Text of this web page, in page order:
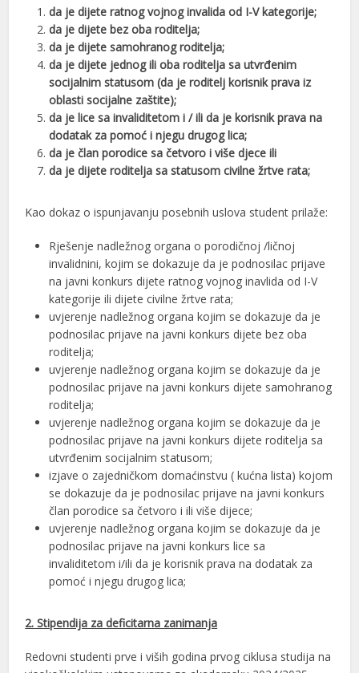
da je dijete ratnog vojnog invalida od I-V kategorije;
da je dijete bez oba roditelja;
da je dijete samohranog roditelja;
da je dijete jednog ili oba roditelja sa utvrđenim
socijalnim statusom (da je roditelj korisnik prava iz
oblasti socijalne zaštite);
da je lice sa invaliditetom i / ili da je korisnik prava na
dodatak za pomoć i njegu drugog lica;
da je član porodice sa četvoro i više djece ili
da je dijete roditelja sa statusom civilne žrtve rata;
Kao dokaz o ispunjavanju posebnih uslova student prilaže:
Rješenje nadležnog organa o porodičnoj /ličnoj
invalidnini, kojim se dokazuje da je podnosilac prijave
na javni konkurs dijete ratnog vojnog inavlida od I-V
kategorije ili dijete civilne žrtve rata;
uvjerenje nadležnog organa kojim se dokazuje da je
podnosilac prijave na javni konkurs dijete bez oba
roditelja;
uvjerenje nadležnog organa kojim se dokazuje da je
podnosilac prijave na javni konkurs dijete samohranog
roditelja;
uvjerenje nadležnog organa kojim se dokazuje da je
podnosilac prijave na javni konkurs dijete roditelja sa
utvrđenim socijalnim statusom;
izjave o zajedničkom domaćinstvu ( kućna lista) kojom
se dokazuje da je podnosilac prijave na javni konkurs
član porodice sa četvoro i ili više dijece;
uvjerenje nadležnog organa kojim se dokazuje da je
podnosilac prijave na javni konkurs lice sa
invaliditetom i/ili da je korisnik prava na dodatak za
pomoć i njegu drugog lica;
2. Stipendija za deficitarna zanimanja
Redovni studenti prve i viših godina prvog ciklusa studija na